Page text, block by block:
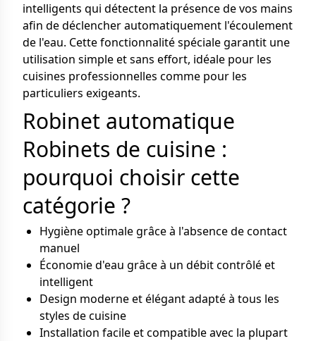
intelligents qui détectent la présence de vos mains
afin de déclencher automatiquement l'écoulement
de l'eau. Cette fonctionnalité spéciale garantit une
utilisation simple et sans effort, idéale pour les
cuisines professionnelles comme pour les
particuliers exigeants.
Robinet automatique
Robinets de cuisine :
pourquoi choisir cette
catégorie ?
Hygiène optimale grâce à l'absence de contact
manuel
Économie d'eau grâce à un débit contrôlé et
intelligent
Design moderne et élégant adapté à tous les
styles de cuisine
Installation facile et compatible avec la plupart